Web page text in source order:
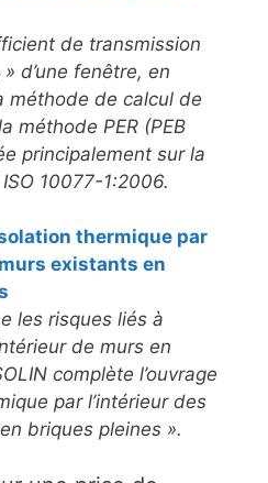
de transmission
» d’une fenêtre, en
méthode de calcul de
méthode PER (PEB
principalement sur la
10077-1:2006.
thermique par
existants en
les risques liés à
de murs en
complète l’ouvrage
par l’intérieur des
briques pleines ».